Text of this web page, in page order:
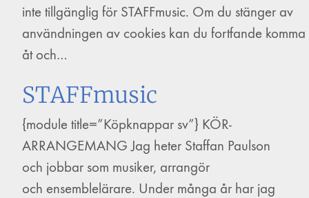
inte tillgänglig för STAFFmusic. Om du stänger av
användningen av cookies kan du fortfande komma
åt och…
STAFFmusic
{module title=”Köpknappar sv”} KÖR-
ARRANGEMANG Jag heter Staffan Paulson
och jobbar som musiker, arrangör
och ensemblelärare. Under många år har jag